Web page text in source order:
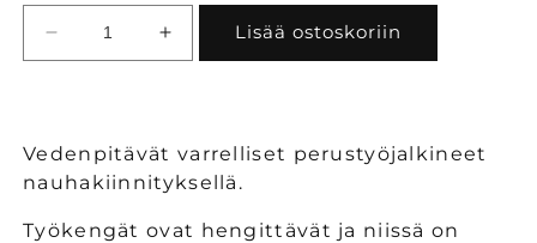
Vähennä
tuotteen
varrellinen
turvakenkä
S3
määrää
Lisää
tuotteen
varrellinen
turvakenkä
S3
määrää
Lisää ostoskoriin
Vedenpitävät varrelliset perustyöjalkineet
nauhakiinnityksellä.
Työkengät ovat hengittävät ja niissä on